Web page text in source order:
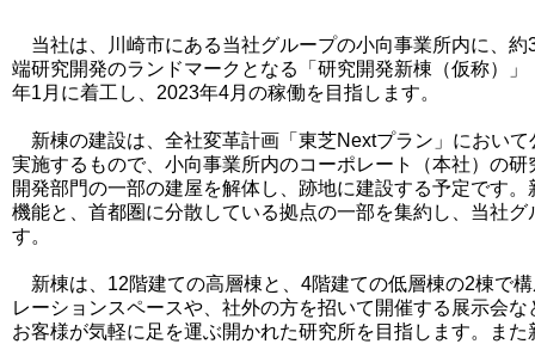
当社は、川崎市にある当社グループの小向事業所内に、
端研究開発のランドマークとなる「研究開発新棟（仮称）
年1月に着工し、2023年4月の稼働を目指します。
新棟の建設は、全社変革計画「東芝Nextプラン」におい
実施するもので、小向事業所内のコーポレート（本社）の
開発部門の一部の建屋を解体し、跡地に建設する予定です
機能と、首都圏に分散している拠点の一部を集約し、当社
す。
新棟は、12階建ての高層棟と、4階建ての低層棟の2棟で
レーションスペースや、社外の方を招いて開催する展示会
お客様が気軽に足を運ぶ開かれた研究所を目指します。ま